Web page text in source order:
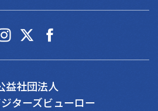
益社団法人
ターズビューロー